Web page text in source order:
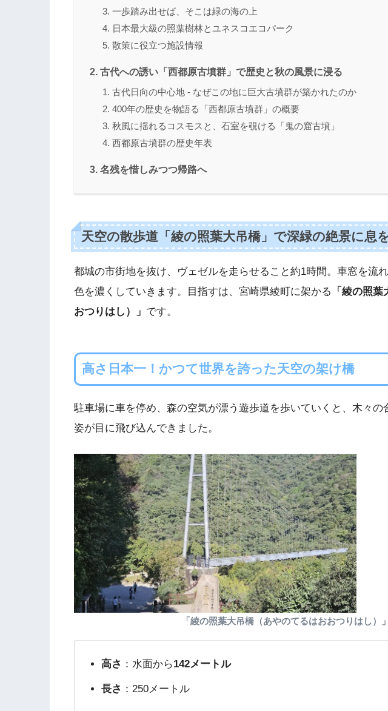
一歩踏み出せば、そこは緑の海の上
日本最大級の照葉樹林とユネスコエコパーク
散策に役立つ施設情報
古代への誘い「西都原古墳群」で歴史と秋の風景に浸る
古代日向の中心地 - なぜこの地に巨大古墳群が築かれたのか
400年の歴史を物語る「西都原古墳群」の概要
秋風に揺れるコスモスと、石室を覗ける「鬼の窟古墳」
西都原古墳群の歴史年表
名残を惜しみつつ帰路へ
天空の散歩道「綾の照葉大吊橋」で深緑の絶景に息
都城の市街地を抜け、ヴェゼルを走らせること約1時間。車窓を流
色を濃くしていきます。目指すは、宮崎県綾町に架かる
「綾の照
おつりはし）」 です。
高さ日本一！かつて世界を誇った天空の架け橋
駐車場に車を停め、森の空気が漂う遊歩道を歩いていくと、木々の
姿が目に飛び込んできました。
「綾の照葉大吊橋（あやのてるはおおつりはし）」
高さ ：水面から142メートル
長さ ：250メートル